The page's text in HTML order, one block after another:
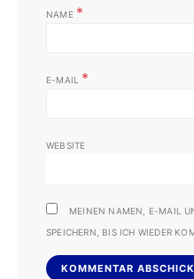
NAME *
E-MAIL *
WEBSITE
MEINEN NAMEN, E-MAIL
SPEICHERN, BIS ICH WIEDER